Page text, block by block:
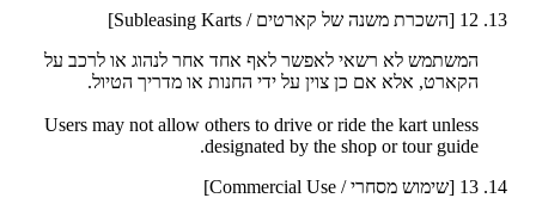
12 [השכרת משנה של קארטים / Subleasing Karts]
המשתמש לא רשאי לאפשר לאף אחד אחר לנהוג או לרכב על
הקארט, אלא אם כן צוין על ידי החנות או מדריך הטיול.
Users may not allow others to drive or ride the kart unless
designated by the shop or tour guide.
13 [שימוש מסחרי / Commercial Use]